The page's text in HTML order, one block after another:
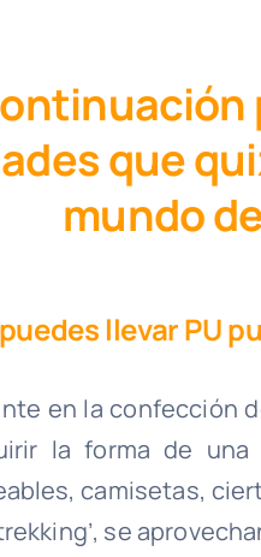
que
mundo
llevar PU
en la confección
la forma de
camisetas,
se